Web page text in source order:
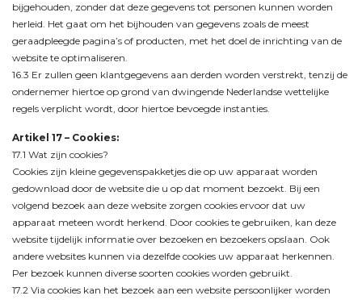
bijgehouden, zonder dat deze gegevens tot personen kunnen worden
herleid. Het gaat om het bijhouden van gegevens zoals de meest
geraadpleegde pagina’s of producten, met het doel de inrichting van de
website te optimaliseren.
16.3 Er zullen geen klantgegevens aan derden worden verstrekt, tenzij de
ondernemer hiertoe op grond van dwingende Nederlandse wettelijke
regels verplicht wordt, door hiertoe bevoegde instanties.
Artikel 17 – Cookies:
17.1 Wat zijn cookies?
Cookies zijn kleine gegevenspakketjes die op uw apparaat worden
gedownload door de website die u op dat moment bezoekt. Bij een
volgend bezoek aan deze website zorgen cookies ervoor dat uw
apparaat meteen wordt herkend. Door cookies te gebruiken, kan deze
website tijdelijk informatie over bezoeken en bezoekers opslaan. Ook
andere websites kunnen via dezelfde cookies uw apparaat herkennen.
Per bezoek kunnen diverse soorten cookies worden gebruikt.
17.2 Via cookies kan het bezoek aan een website persoonlijker worden